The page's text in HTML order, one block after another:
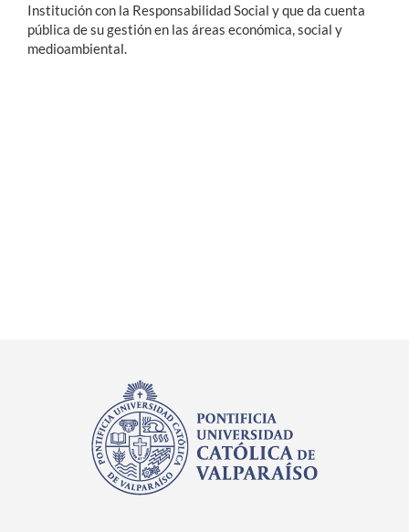
English
Institución con la Responsabilidad Social y que da cuenta
pública de su gestión en las áreas económica, social y
medioambiental.